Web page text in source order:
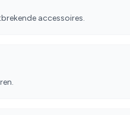
accessoires.